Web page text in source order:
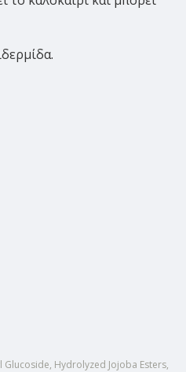
Hydrolyzed Jojoba Esters,